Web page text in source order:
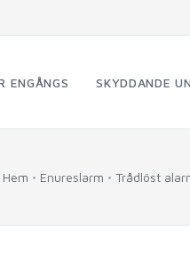
ENGÅNGS SKYDDANDE
Hem Enureslarm Trådlöst